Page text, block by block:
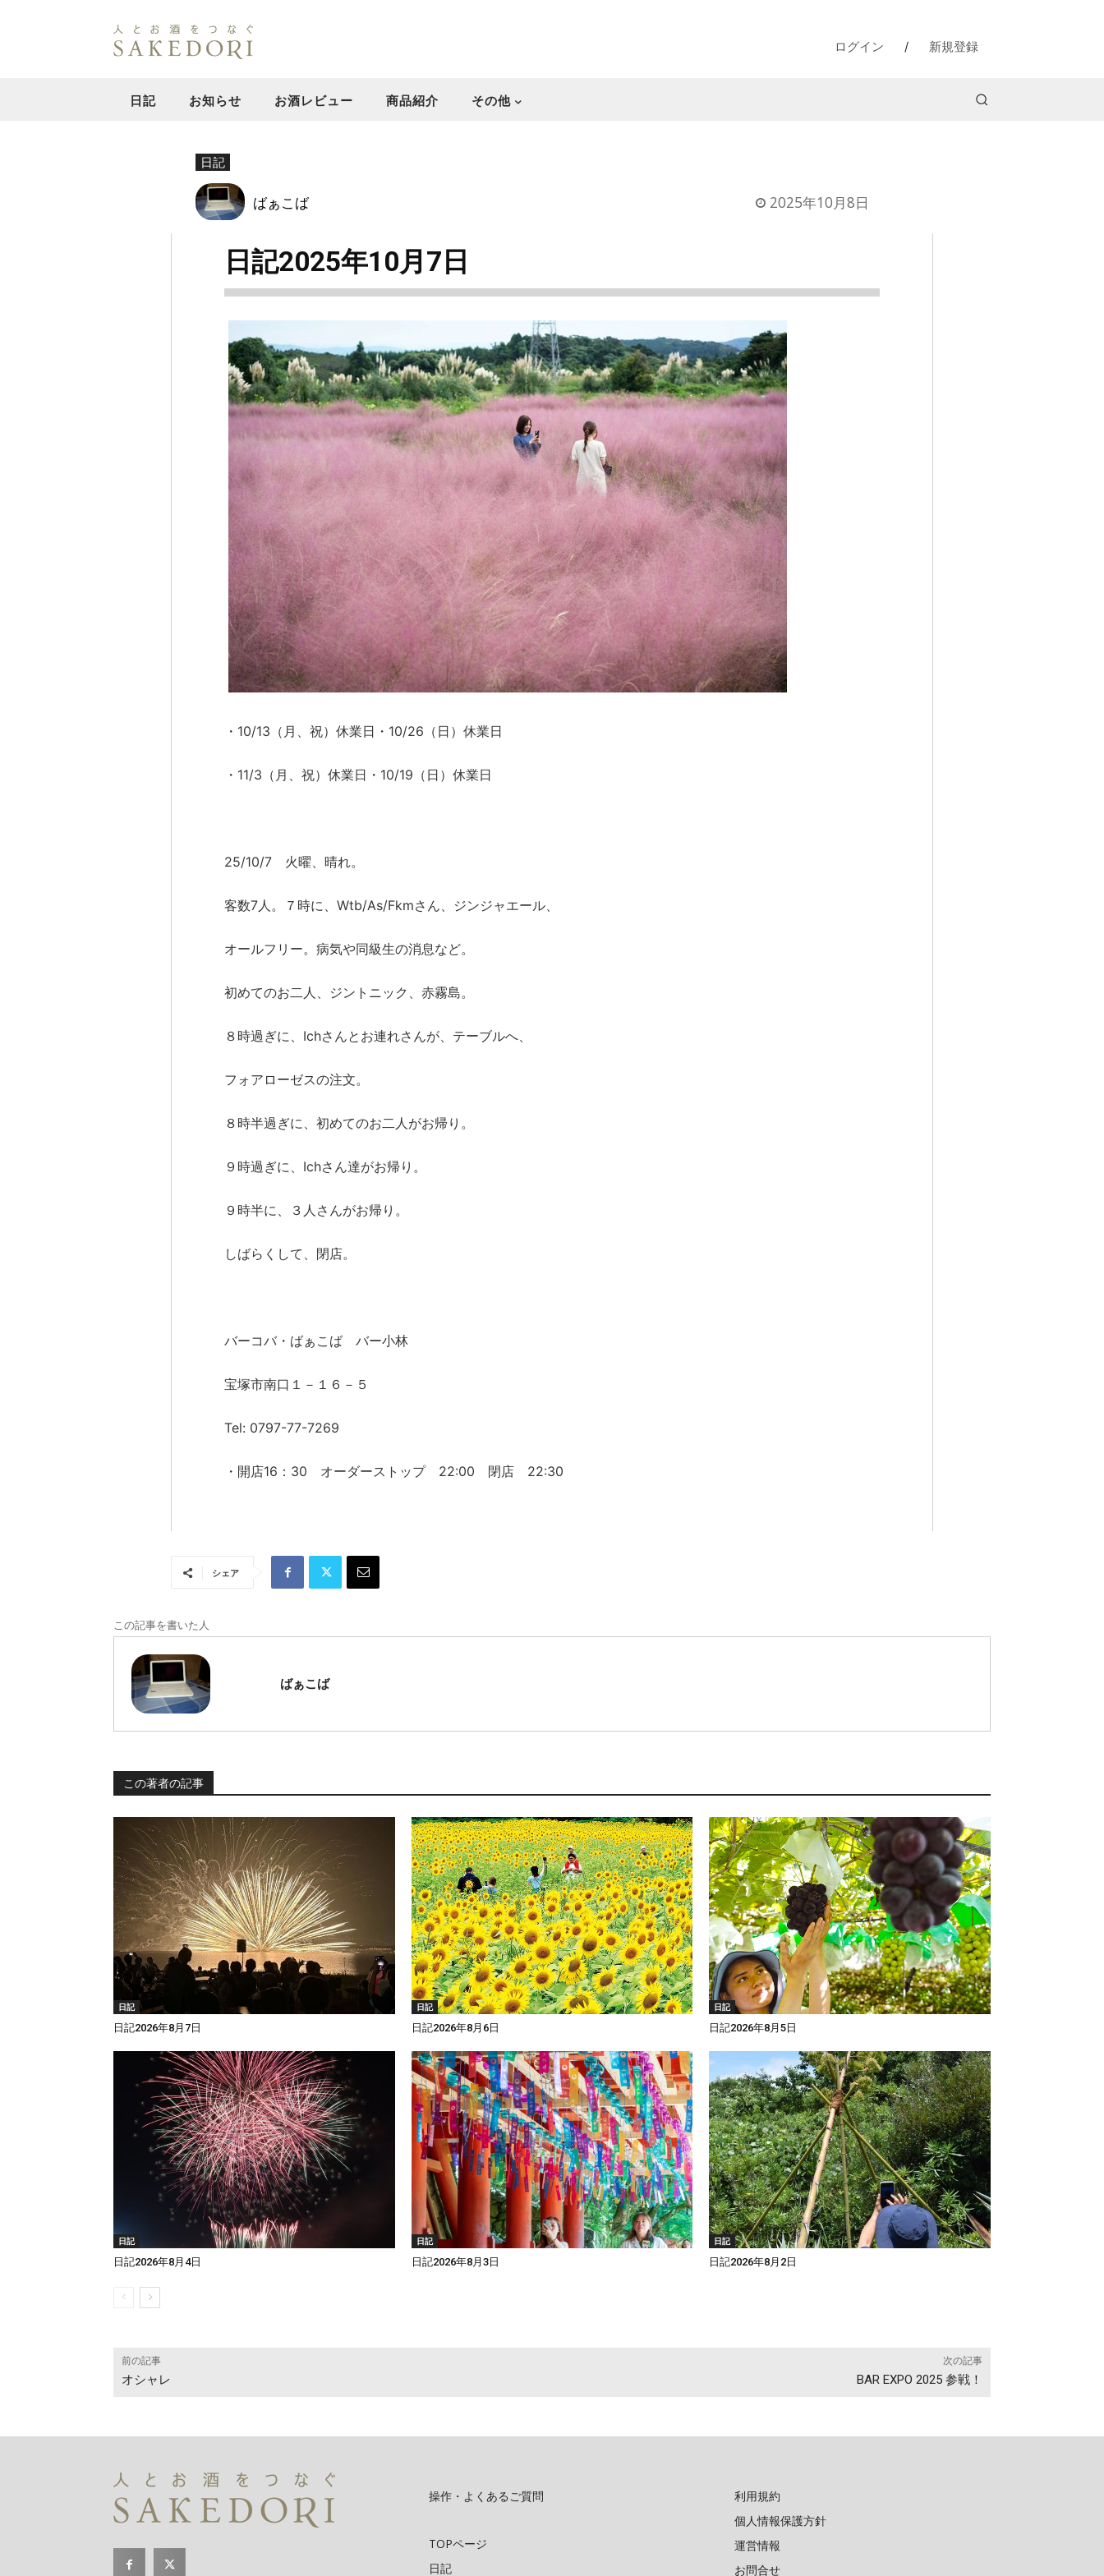
ログイン / 新規登録
日記 お知らせ お酒レビュー 商品紹介 その他
日記
ばぁこば 2025年10月8日
日記2025年10月7日
・10/13（月、祝）休業日・10/26（日）休業日
・11/3（月、祝）休業日・10/19（日）休業日
25/10/7 火曜、晴れ。
客数7人。７時に、Wtb/As/Fkmさん、ジンジャエール、
オールフリー。病気や同級生の消息など。
初めてのお二人、ジントニック、赤霧島。
８時過ぎに、Ichさんとお連れさんが、テーブルへ、
フォアローゼスの注文。
８時半過ぎに、初めてのお二人がお帰り。
９時過ぎに、Ichさん達がお帰り。
９時半に、３人さんがお帰り。
しばらくして、閉店。
バーコバ・ばぁこば バー小林
宝塚市南口１－１６－５
Tel: 0797-77-7269
・開店16：30 オーダーストップ 22:00 閉店 22:30
シェア
この記事を書いた人
ばぁこば
この著者の記事
日記
日記2026年8月7日
日記
日記2026年8月6日
日記
日記2026年8月5日
日記
日記2026年8月4日
日記
日記2026年8月3日
日記
日記2026年8月2日
前の記事
オシャレ
次の記事
BAR EXPO 2025 参戦！
操作・よくあるご質問
TOPページ
日記
利用規約
個人情報保護方針
運営情報
お問合せ